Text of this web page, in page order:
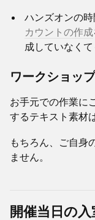
ハンズオンの
カウントの作成
成していなくて
ワークショッ
お手元での作業に
するテキスト素材
もちろん、ご自身
ません。
開催当日の